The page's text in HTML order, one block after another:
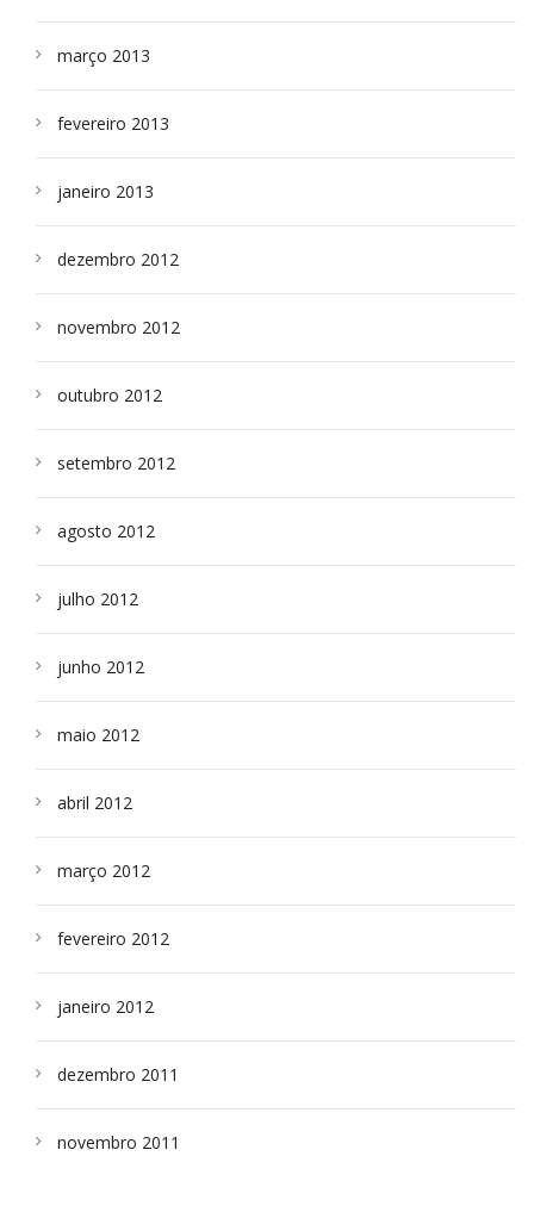
março 2013
fevereiro 2013
janeiro 2013
dezembro 2012
novembro 2012
outubro 2012
setembro 2012
agosto 2012
julho 2012
junho 2012
maio 2012
abril 2012
março 2012
fevereiro 2012
janeiro 2012
dezembro 2011
novembro 2011